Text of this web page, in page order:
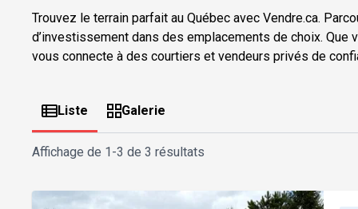
Trouvez le terrain parfait au Québec avec Vendre.ca.
d’investissement dans des emplacements de choix.
vous connecte à des courtiers et vendeurs privés de
Liste Galerie
Affichage de 1-3 de 3 résultats